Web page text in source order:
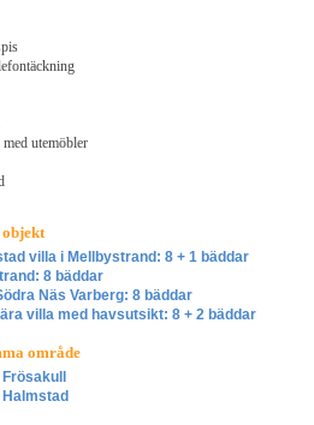
utemöbler
villa i Mellbystrand: 8 + 1 bäddar
8 bäddar
Näs Varberg: 8 bäddar
villa med havsutsikt: 8 + 2 bäddar
område